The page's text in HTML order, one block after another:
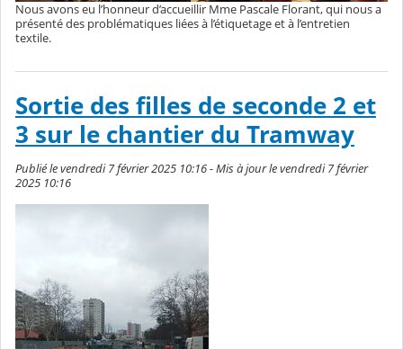
Nous avons eu l’honneur d’accueillir Mme Pascale Florant, qui nous a
présenté des problématiques liées à l’étiquetage et à l’entretien
textile.
Sortie des filles de seconde 2 et
3 sur le chantier du Tramway
Publié le vendredi 7 février 2025 10:16 - Mis à jour le vendredi 7 février
2025 10:16